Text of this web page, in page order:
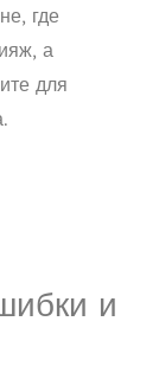
где
а
для
и